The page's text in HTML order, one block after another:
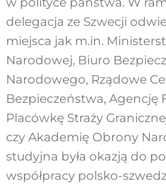
delegacja ze Szwecji
miejsca jak m.in.
Narodowej, Biuro
Narodowego, Rządowe
Bezpieczeństwa, Agencję
Placówkę Straży
czy Akademię Obrony
studyjna była okazją do
współpracy polsko-